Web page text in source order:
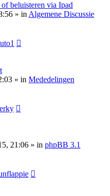
beluisteren via Ipad
» inAlgemene Discussie
» in Mededelingen
21:06 » in phpBB 3.1